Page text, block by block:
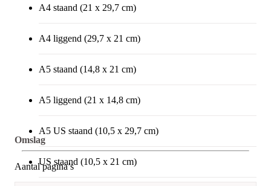
A4 staand (21 x 29,7 cm)
A4 liggend (29,7 x 21 cm)
A5 staand (14,8 x 21 cm)
A5 liggend (21 x 14,8 cm)
A5 US staand (10,5 x 29,7 cm)
US staand (10,5 x 21 cm)
Omslag
Aantal pagina’s